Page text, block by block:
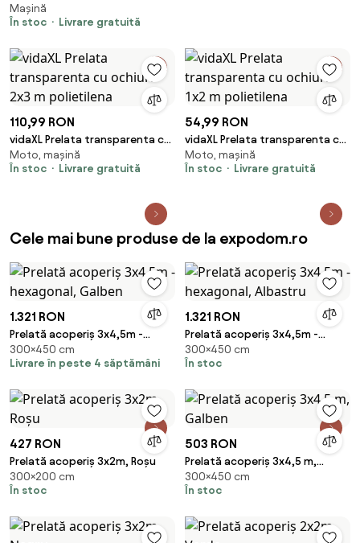
ochiuri de fixare, polietilenă,
2x2 m
Mașină
În stoc
Livrare gratuită
110,99 RON
vidaXL Prelata transparenta cu
ochiuri 2x3 m polietilena
Moto, mașină
În stoc
Livrare gratuită
54,99 RON
vidaXL Prelata transparenta cu
ochiuri 1x2 m polietilena
Moto, mașină
În stoc
Livrare gratuită
Cele mai bune produse de la expodom.ro
1.321 RON
Prelată acoperiș 3x4,5m -
hexagonal, Galben
300×450 cm
Livrare în peste 4 săptămâni
1.321 RON
Prelată acoperiș 3x4,5m -
hexagonal, Albastru
300×450 cm
În stoc
427 RON
Prelată acoperiș 3x2m, Roșu
300×200 cm
În stoc
503 RON
Prelată acoperiș 3x4,5 m,
Galben
300×450 cm
În stoc